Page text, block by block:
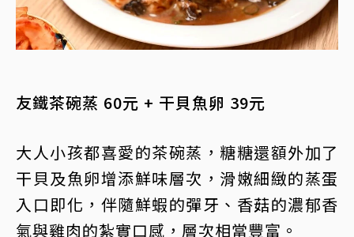
友鐵茶碗蒸 60元 + 干貝魚卵 39元
大人小孩都喜愛的茶碗蒸，糖糖還額外加了
干貝及魚卵增添鮮味層次，滑嫩細緻的蒸蛋
入口即化，伴隨鮮蝦的彈牙、香菇的濃郁香
氣與雞肉的紮實口感，層次相當豐富。